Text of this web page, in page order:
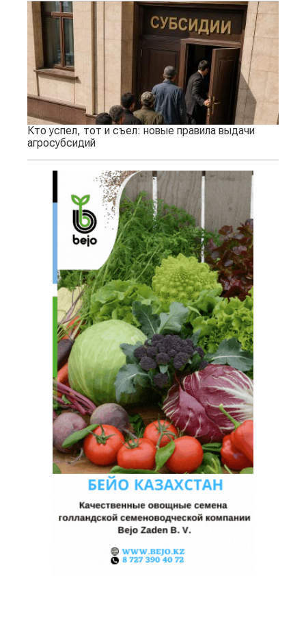
Кто успел, тот и съел: новые правила выдачи
агросубсидий